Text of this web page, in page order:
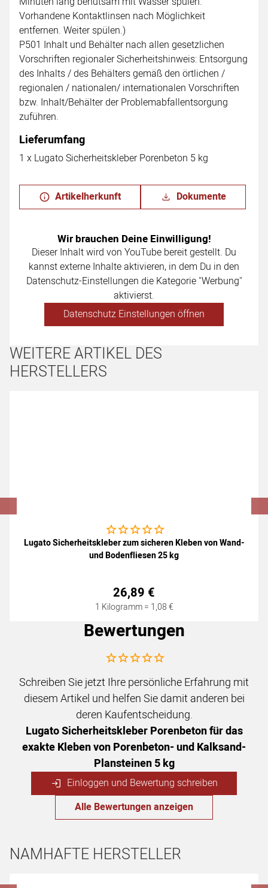
Vorhandene Kontaktlinsen nach Möglichkeit
entfernen. Weiter spülen.)
P501 Inhalt und Behälter nach allen gesetzlichen
Vorschriften regionaler Sicherheitshinweis: Entsorgung
des Inhalts / des Behälters gemäß den örtlichen /
regionalen / nationalen/ internationalen Vorschriften
bzw. Inhalt/Behälter der Problemabfallentsorgung
zuführen.
Lieferumfang
1 x Lugato Sicherheitskleber Porenbeton 5 kg
Artikelherkunft Dokumente
Wir brauchen Deine Einwilligung!
Dieser Inhalt wird von YouTube bereit gestellt. Du
kannst externe Inhalte aktivieren, in dem Du in den
Datenschutz-Einstellungen die Kategorie "Werbung"
aktivierst.
Datenschutz Einstellungen öffnen
WEITERE ARTIKEL DES
HERSTELLERS
Artikel überspringen
Noch keine Bewertungen abgegeben
Lugato Sicherheitskleber zum sicheren Kleben von Wand-
und Bodenfliesen 25 kg
26,89 €
1 Kilogramm = 1,08€
Bewertungen
Noch keine Bewertungen abgegeben
Schreiben Sie jetzt Ihre persönliche Erfahrung mit
diesem Artikel und helfen Sie damit anderen bei
deren Kaufentscheidung.
Lugato Sicherheitskleber Porenbeton für das
exakte Kleben von Porenbeton- und Kalksand-
Plansteinen 5 kg
Einloggen und Bewertung schreiben
Alle Bewertungen anzeigen
NAMHAFTE HERSTELLER